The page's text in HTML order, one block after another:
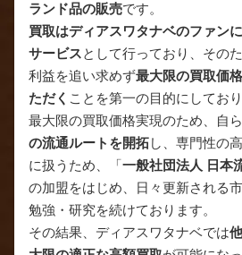
ランド品の販売です。
買取はディアスワタナベのファン
サービスとして行っており、その
利益を追い求めず最大限の買取価
ただく ことを第一の目的にしており
最大限の買取価格実現のため、自
の流通ルートを開拓し、専門性の
に扱うため、「一般社団法人 日本
の加盟をはじめ、日々更新される
勉強・研究を続けております。
その結果、ディアスワタナベでは